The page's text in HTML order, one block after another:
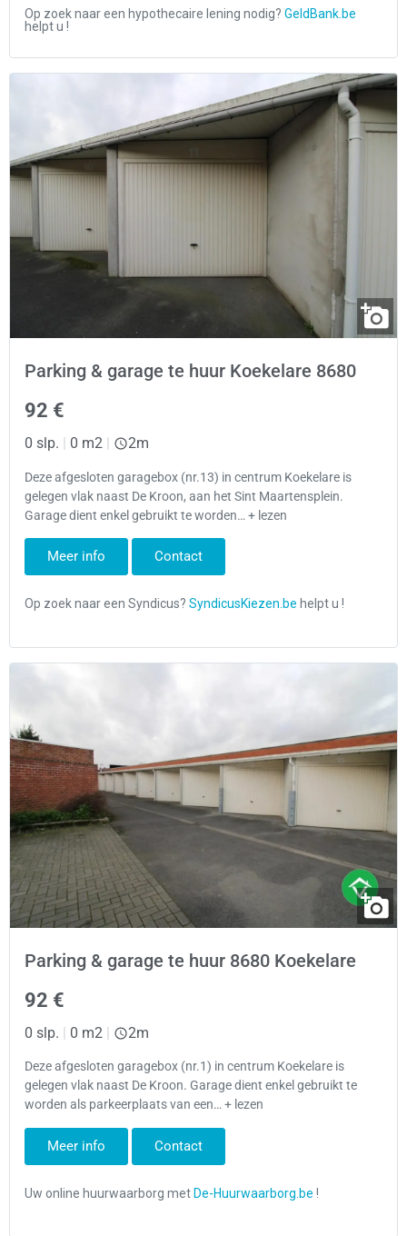
Parking & garage te huur Koekelare 8680
92 €
0 slp. 0 m2 2m
Deze afgesloten garagebox (nr.13) in centrum Koekelare is
gelegen vlak naast De Kroon, aan het Sint Maartensplein.
Garage dient enkel gebruikt te worden… + lezen
Meer info Contact
Parking & garage te huur 8680 Koekelare
92 €
0 slp. | 0 m2 | 2m
Deze afgesloten garagebox (nr.1) in centrum Koekelare is
gelegen vlak naast De Kroon. Garage dient enkel gebruikt te
worden als parkeerplaats van een… + lezen
Meer info Contact